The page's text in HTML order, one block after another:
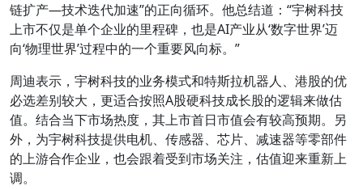
链扩产—技术迭代加速”的正向循环。他总结道：“宇树科技
上市不仅是单个企业的里程碑，也是AI产业从‘数字世界’迈
向‘物理世界’过程中的一个重要风向标。”
周迪表示，宇树科技的业务模式和特斯拉机器人、港股的优
必选差别较大，更适合按照A股硬科技成长股的逻辑来做估
值。结合当下市场热度，其上市首日市值会有较高预期。另
外，为宇树科技提供电机、传感器、芯片、减速器等零部件
的上游合作企业，也会跟着受到市场关注，估值迎来重新上
调。